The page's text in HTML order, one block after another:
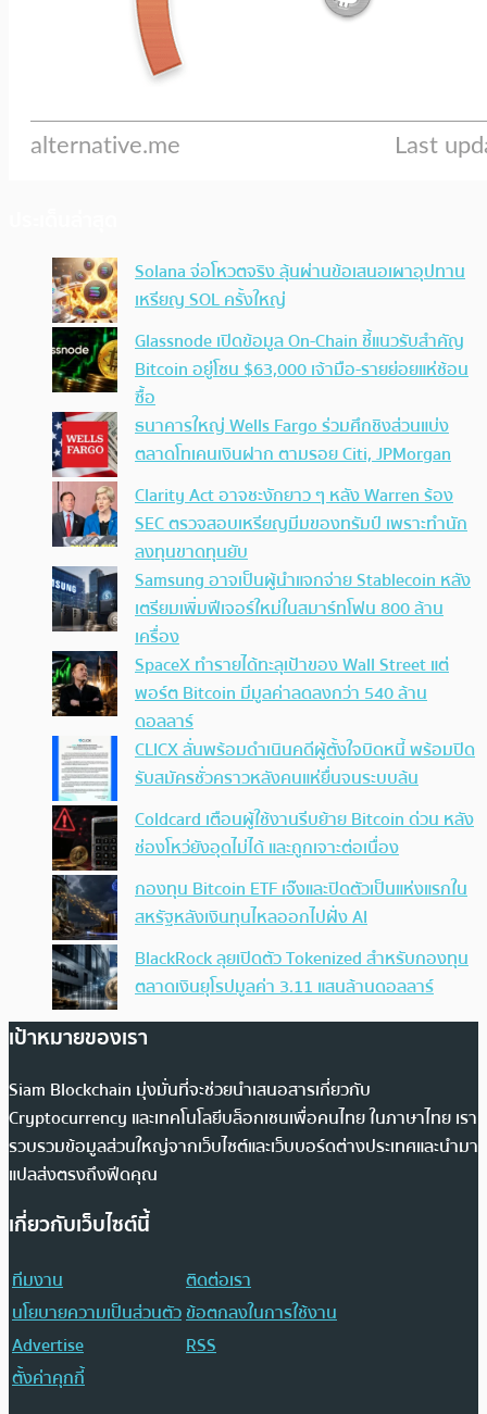
Solana จ่อโหวตจริง ลุ้นผ่านข้อเสนอเผาอุปทาน
เหรียญ SOL ครั้งใหญ่
Glassnode เปิดข้อมูล On-Chain ชี้แนวรับสำคัญ
Bitcoin อยู่โซน $63,000 เจ้ามือ-รายย่อยแห่ช้อน
ซื้อ
ธนาคารใหญ่ Wells Fargo ร่วมศึกชิงส่วนแบ่ง
ตลาดโทเคนเงินฝาก ตามรอย Citi, JPMorgan
Clarity Act อาจชะงักยาว ๆ หลัง Warren ร้อง
SEC ตรวจสอบเหรียญมีมของทรัมป์ เพราะทำนัก
ลงทุนขาดทุนยับ
Samsung อาจเป็นผู้นำแจกจ่าย Stablecoin หลัง
เตรียมเพิ่มฟีเจอร์ใหม่ในสมาร์ทโฟน 800 ล้าน
เครื่อง
SpaceX ทำรายได้ทะลุเป้าของ Wall Street แต่
พอร์ต Bitcoin มีมูลค่าลดลงกว่า 540 ล้าน
ดอลลาร์
CLICX ลั่นพร้อมดำเนินคดีผู้ตั้งใจบิดหนี้ พร้อมปิด
รับสมัครชั่วคราวหลังคนแห่ยื่นจนระบบล้น
Coldcard เตือนผู้ใช้งานรีบย้าย Bitcoin ด่วน หลัง
ช่องโหว่ยังอุดไม่ได้ และถูกเจาะต่อเนื่อง
กองทุน Bitcoin ETF เจ๊งและปิดตัวเป็นแห่งแรกใน
สหรัฐหลังเงินทุนไหลออกไปฝั่ง AI
BlackRock ลุยเปิดตัว Tokenized สำหรับกองทุน
ตลาดเงินยุโรปมูลค่า 3.11 แสนล้านดอลลาร์
เป้าหมายของเรา
Siam Blockchain มุ่งมั่นที่จะช่วยนำเสนอสารเกี่ยวกับ
Cryptocurrency และเทคโนโลยีบล็อกเชนเพื่อคนไทย ในภาษาไทย เรา
รวบรวมข้อมูลส่วนใหญ่จากเว็บไซต์และเว็บบอร์ดต่างประเทศและนำมา
แปลส่งตรงถึงฟีดคุณ
เกี่ยวกับเว็บไซต์นี้
ทีมงาน
ติดต่อเรา
นโยบายความเป็นส่วนตัวข้อตกลงในการใช้งาน
Advertise
RSS
ตั้งค่าคุกกี้